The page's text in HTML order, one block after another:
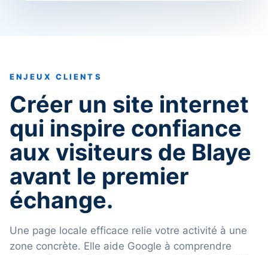
ENJEUX CLIENTS
Créer un site internet
qui inspire confiance
aux visiteurs de Blaye
avant le premier
échange.
Une page locale efficace relie votre activité à une
zone concrète. Elle aide Google à comprendre